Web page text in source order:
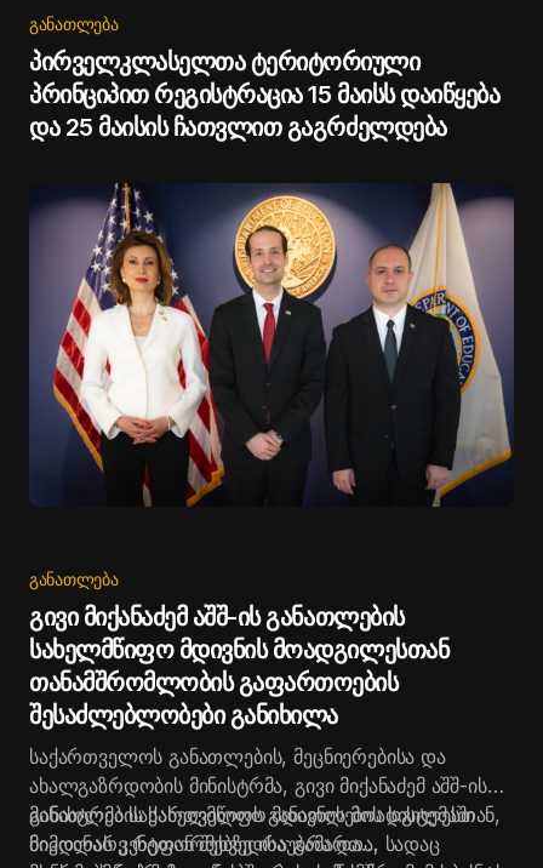
ᲒᲐᲜᲐᲗᲚᲔᲑᲐ
პირველკლასელთა ტერიტორიული
პრინციპით რეგისტრაცია 15 მაისს დაიწყება
და 25 მაისის ჩათვლით გაგრძელდება
ᲒᲐᲜᲐᲗᲚᲔᲑᲐ
გივი მიქანაძემ აშშ-ის განათლების
სახელმწიფო მდივნის მოადგილესთან
თანამშრომლობის გაფართოების
შესაძლებლობები განიხილა
საქართველოს განათლების, მეცნიერებისა და
ახალგაზრდობის მინისტრმა, გივი მიქანაძემ აშშ-ის
განათლების სახელმწიფო მდივნის მოადგილესთან,
ნიკოლას კენტთან შეხვედრა გამართა, სადაც
მინისტრმა საქართველოს განათლების სისტემაში
მიმდინარე რეფორმებზე ისაუბრა და